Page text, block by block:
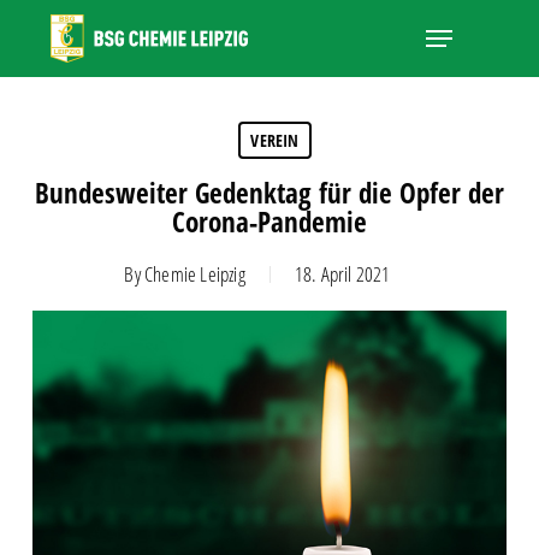
main
Menu
VEREIN
Bundesweiter Gedenktag für die Opfer der
Corona-Pandemie
ByChemie Leipzig 18. April 2021
Close